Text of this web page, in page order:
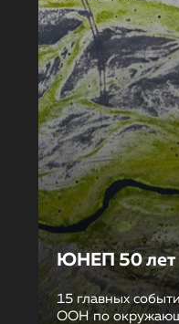
ЮНЕП 50 лет
15 главных
ООН по